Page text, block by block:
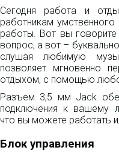
Сегодня работа и
работникам
работы. Вот вы
вопрос, а вот –
слушая любимую
позволяет мгновенно
отдыхом, с помощью
Разъем 3,5 мм Jack
подключения к вашему
что вы можете работать
Блок управления